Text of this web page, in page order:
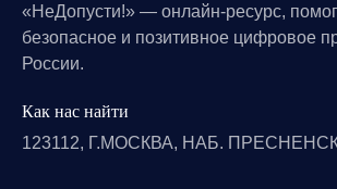
«НеДопусти!» — онлайн-ресурс,
безопасное и позитивное цифровое
России.
Как нас найти
123112, Г.МОСКВА, НАБ.